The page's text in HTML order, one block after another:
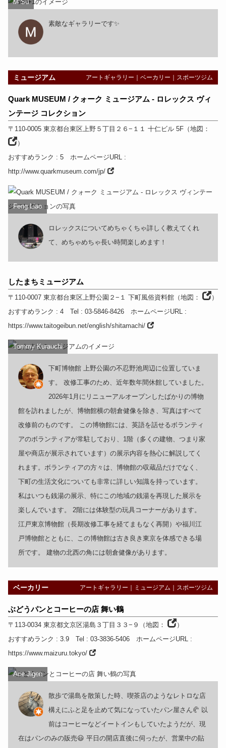
M Su
素敵なギャラリーです✨
ミュージアム アートギャラリー ｜ベーカリー スポーツジム
Quark MUSEUM / クォーク ミュージアム - ロレックス ヴィ
ンテージ コレクション
〒110-0005 東京都台東区上野５丁目２６−１１ 十仁ビル 5F（地図：
）
おすすめランク : 5 ホームページURL:
http://www.quarkmuseum.com/jp/
Feng Liao
ロレックスについてめちゃくちゃ詳しく教えてくれ
て、めちゃめちゃ長い時間楽しめます！
したまちミュージアム
〒110-0007 東京都台東区上野公園２−１ 下町風俗資料館（地図：
）
おすすめランク : 4 Tel : 03-5846-8426 ホームページURL:
https://www.taitogeibun.net/english/shitamachi/
Tommy Kurauchi
下町博物館 上野公園の不忍野池周辺に位置していま
す。 改修工事のため、近年数年間休館していました。
2026年1月にリニューアルオープンしたばかりの博物
館を訪れましたが、博物館横の朝倉健像を除き、写真はすべて
改修前のものです。 この博物館には、英語を話せるボランティ
アのボランティアが常駐しており、1階（多くの建物、つまり家
屋や商店が展示されています）の展示内容を熱心に解説してく
れます。ボランティアの方々は、博物館の収蔵品だけでなく、
下町の生活文化についても非常に詳しい知識を持っています。
私はいつも銭湯の展示、特にこの地域の銭湯を再現した展示を
楽しんでいます。 2階には体験型の玩具コーナーがあります。
江戸東京博物館（長期改修工事を経てまもなく再開）や福川江
戸博物館とともに、この博物館は古き良き東京を体感できる場
所です。 建物の北西の角には朝倉健像があります。
ベーカリー アートギャラリー ミュージアム スポーツジム
ぶどうパンとコーヒーの店 舞い鶴
〒113-0034 東京都文京区湯島３丁目３３−９ （地図：
）
おすすめランク : 3.9 Tel : 03-3836-5406 ホームページURL:
https://www.maizuru.tokyo/
Ace Jigen
散歩で湯島を散策した時、喫茶店のようなレトロな店
構えにふと足を止めて気になっていたパン屋さん🥐 以
前はコーヒーなどイートインもしていたようだが、現
在はパンのみの販売😃 平日の開店直後に伺ったが、営業中の貼